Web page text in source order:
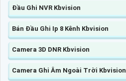
Đầu Ghi NVR Kbvision
Bán Đầu Ghi Ip 8 Kênh Kbvision
Camera 3D DNR Kbvision
Camera Ghi Âm Ngoài Trời Kbvision